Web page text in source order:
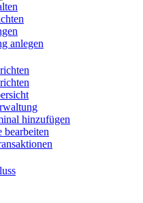
anlegen
hinzufügen
bearbeiten